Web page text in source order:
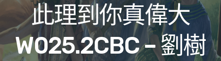
此理到你真偉大
W025.2CBC – 劉樹